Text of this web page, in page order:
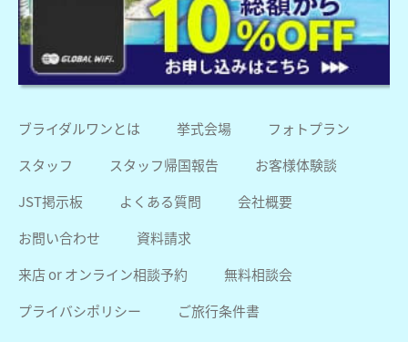
ブライダルワンとは 挙式会場
フォトプラン
スタッフ
スタッフ帰国報告
お客様体験談
JST掲示板
よくある質問
会社概要
お問い合わせ
資料請求
来店 or オンライン相談予約
無料相談会
プライバシポリシー
ご旅行条件書